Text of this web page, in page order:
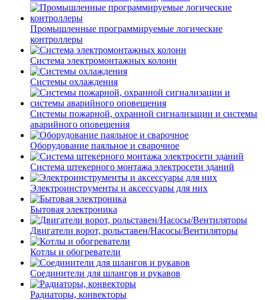
Промышленные программируемые логические
контроллеры
Система электромонтажных колонн
Системы охлаждения
Системы пожарной, охранной сигнализации и системы
аварийного оповещения
Оборудование паяльное и сварочное
Система штекерного монтажа электросети зданий
Электроинструменты и аксессуары для них
Бытовая электроника
Двигатели ворот, рольставен/Насосы/Вентиляторы
Котлы и обогреватели
Соединители для шлангов и рукавов
Радиаторы, конвекторы